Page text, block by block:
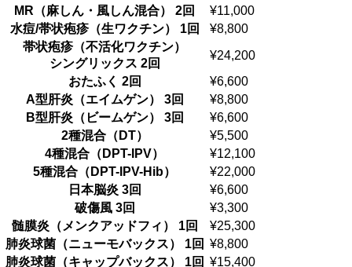
MR（⿇しん・⾵しん混合） 2回
¥11,000
⽔痘/帯状疱疹（⽣ワクチン） 1回
¥8,800
帯状疱疹（不活化ワクチン）
シングリックス 2回
¥24,200
おたふく 2回
¥6,600
A型肝炎（エイムゲン） 3回
¥8,800
B型肝炎（ビームゲン） 3回
¥6,600
2種混合（DT）
¥5,500
4種混合（DPT-IPV）
¥12,100
5種混合（DPT-IPV-Hib）
¥22,000
⽇本脳炎 3回
¥6,600
破傷風 3回
¥3,300
髄膜炎（メンクアッドフィ） 1回
¥25,300
肺炎球菌（ニューモバックス） 1回 ¥8,800
肺炎球菌（キャップバックス） 1回 ¥15,400